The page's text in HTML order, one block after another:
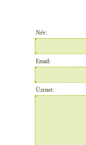
Név:
Email:
Üzenet: